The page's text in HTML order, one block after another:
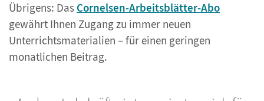
Übrigens: Das Cornelsen-Arbeitsblätter-Abo
gewährt Ihnen Zugang zu immer neuen
Unterrichtsmaterialien – für einen geringen
monatlichen Beitrag.